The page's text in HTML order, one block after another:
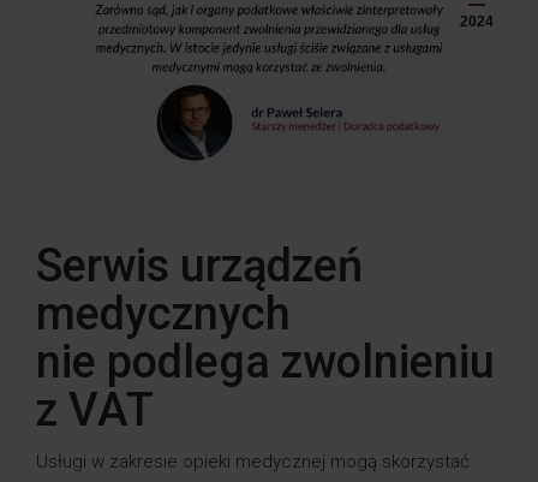
2024
Serwis urządzeń
medycznych
nie podlega zwolnieniu
z VAT
Usługi w zakresie opieki medycznej mogą skorzystać